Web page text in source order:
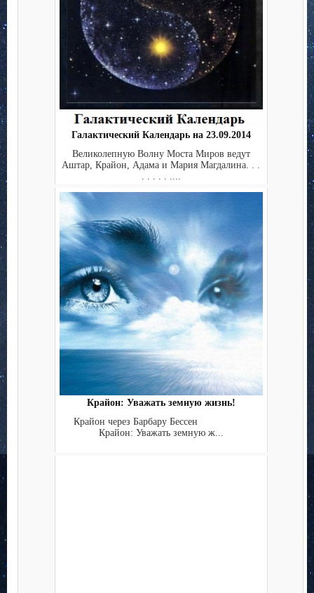
Галактический Календарь на 23.09.2014
Великолепную Волну Моста Миров ведут
Аштар, Крайон, Адама и Мария Магдалина. . .
Крайон: Уважать земную жизнь!
Крайон через Барбару Бессен
Крайон: Уважать земную ж...